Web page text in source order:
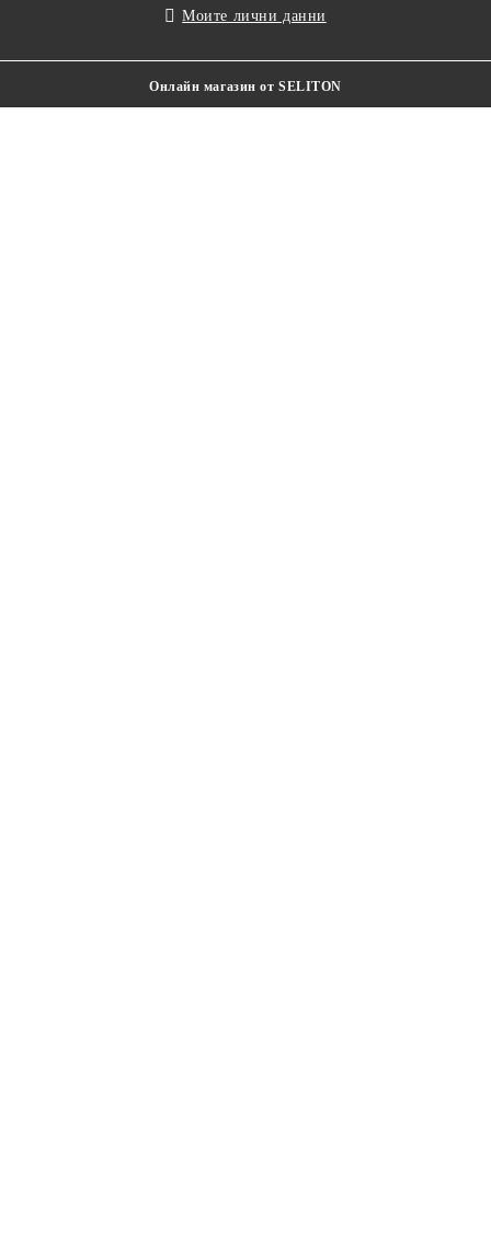
Моите лични данни
Онлайн магазин от SELITON